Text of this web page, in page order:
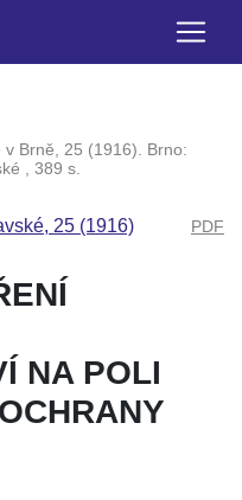
Brně, 25 (1916). Brno:
, 389 s.
25 (1916) PDF
NA POLI